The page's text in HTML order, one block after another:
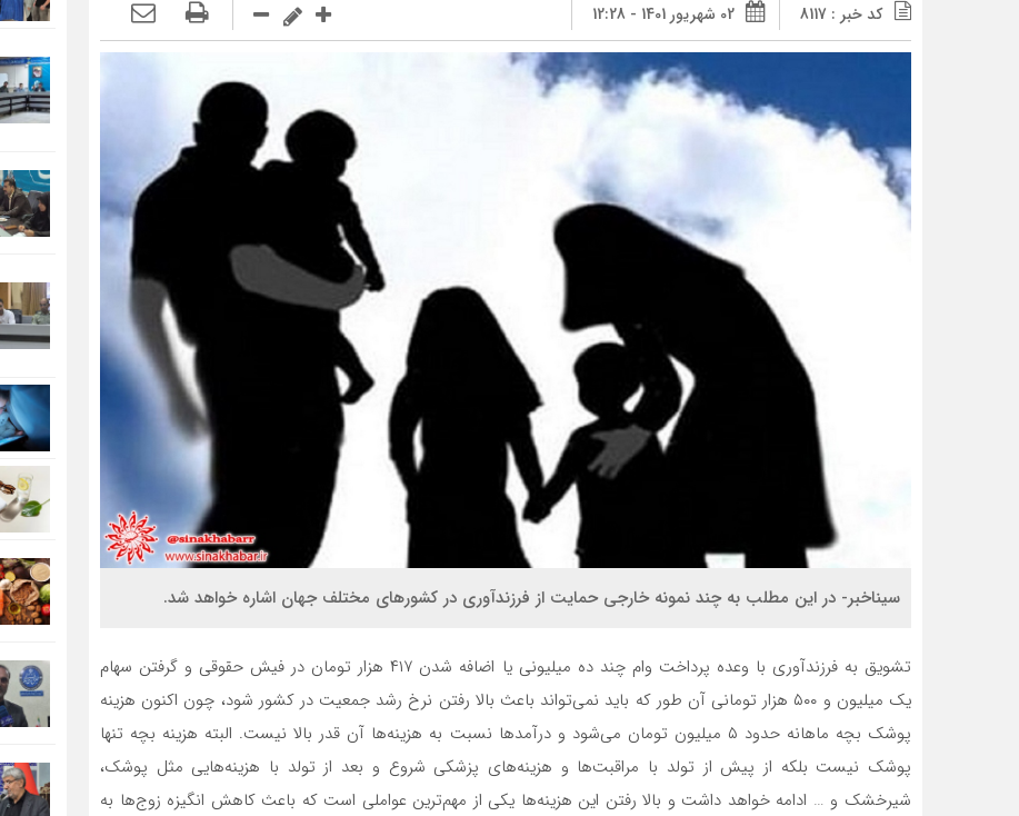
کد خبر : 8117 02 شهریور 1401 - 12:28
سیناخبر- در این مطلب به چند نمونه خارجی حمایت از فرزندآوری در کشور‌های مختلف جهان اشاره خواهد شد.
تشویق به فرزندآوری با وعده پرداخت وام چند ده میلیونی یا اضافه شدن ۴۱۷ هزار تومان در فیش حقوقی و گرفتن سهام
یک میلیون و ۵۰۰ هزار تومانی آن طور که باید نمی‌تواند باعث بالا رفتن نرخ رشد جمعیت در کشور شود، چون اکنون هزینه
پوشک بچه ماهانه حدود ۵ میلیون تومان می‌شود و درآمد‌ها نسبت به هزینه‌ها آن قدر بالا نیست. البته هزینه بچه تنها
پوشک نیست بلکه از پیش از تولد با مراقبت‌ها و هزینه‌های پزشکی شروع و بعد از تولد با هزینه‌هایی مثل پوشک،
شیرخشک و … ادامه خواهد داشت و بالا رفتن این هزینه‌ها یکی از مهم‌ترین عواملی است که باعث کاهش انگیزه زوج‌ها به